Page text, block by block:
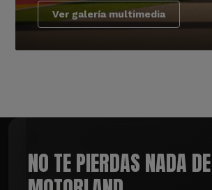
Ver galería multimedia
NO TE PIERDAS NADA DE